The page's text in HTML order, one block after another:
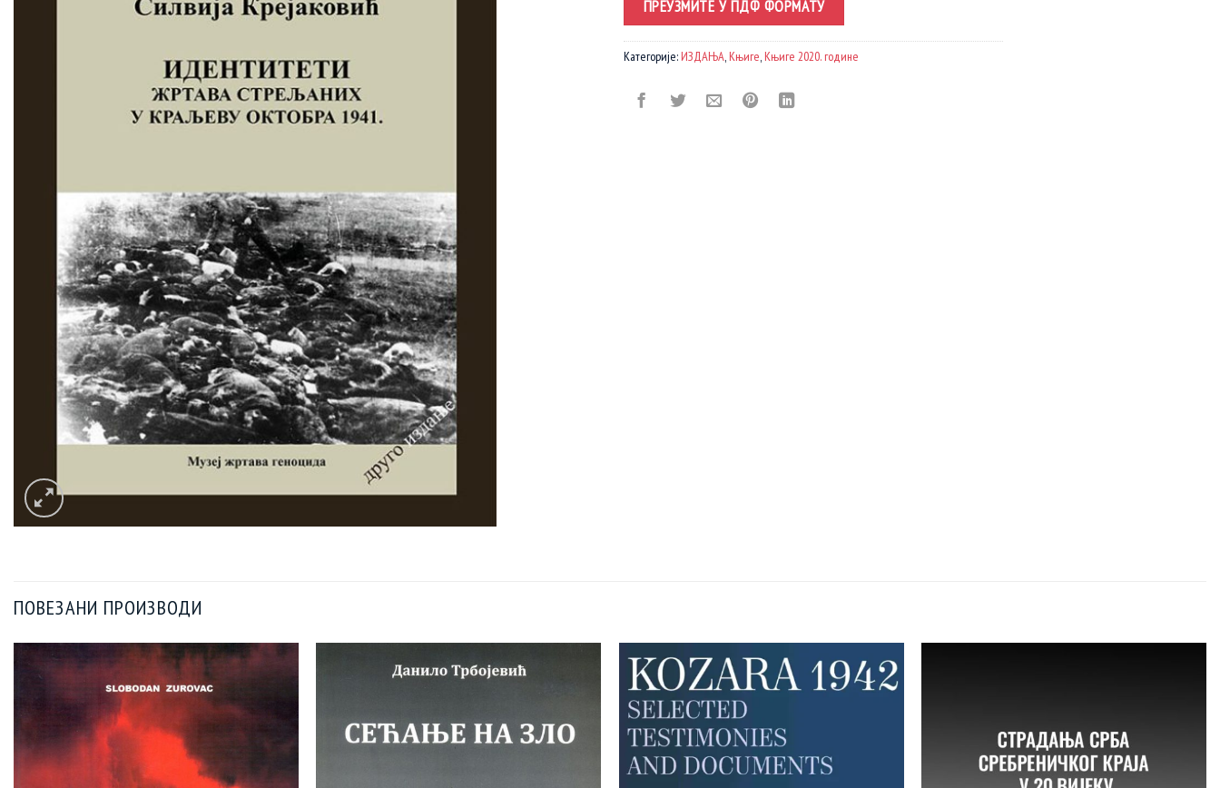
ПРЕУЗМИТЕ У ПДФ ФОРМАТУ
Категорије:ИЗДАЊА,Књиге,Књиге 2020. године
ПОВЕЗАНИ ПРОИЗВОДИ